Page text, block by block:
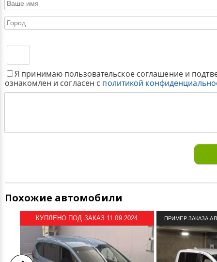
Я принимаю пользовательское соглашение и
ознакомлен и согласен с политикой
Похожие автомобили
КУПЛЕНО ПОД ЗАКАЗ 11.09.2024 ПРИМЕР ЗАКАЗА